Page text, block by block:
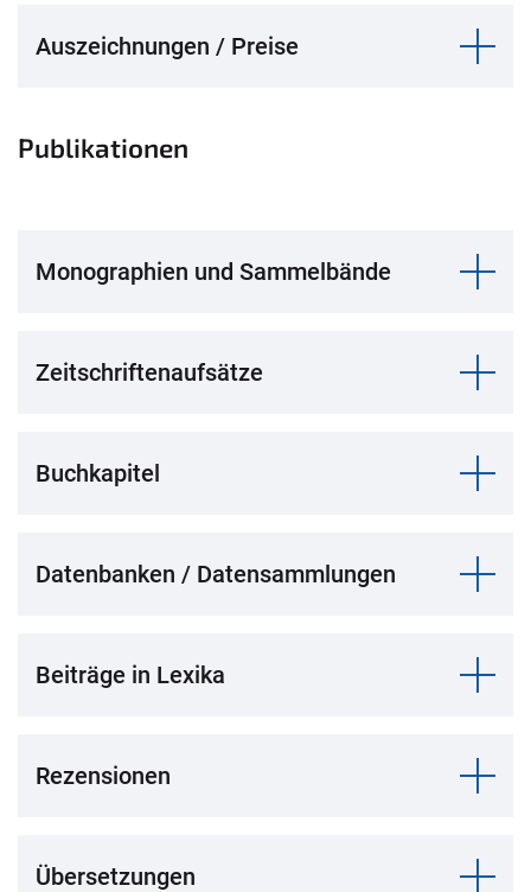
Auszeichnungen / Preise
Publikationen
Monographien und Sammelbände
Zeitschriftenaufsätze
Buchkapitel
Datenbanken / Datensammlungen
Beiträge in Lexika
Rezensionen
Übersetzungen